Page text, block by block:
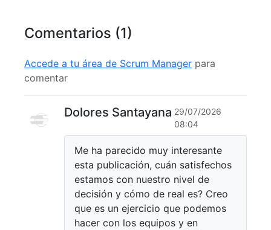
Comentarios (1)
Accede a tu área de Scrum Manager para
comentar
Dolores Santayana 29/07/2026
08:04
Me ha parecido muy interesante
esta publicación, cuán satisfechos
estamos con nuestro nivel de
decisión y cómo de real es? Creo
que es un ejercicio que podemos
hacer con los equipos y en